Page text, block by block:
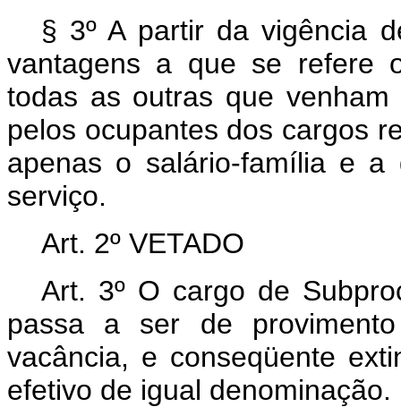
§ 3º A partir da vigência
vantagens a que se refere
todas as outras que
pelos ocupantes dos cargos
apenas o salário-família e a
serviço.
Art. 2º VETADO
Art. 3º O cargo de
passa a ser de
vacância, e conseqüente
efetivo de igual denominação.